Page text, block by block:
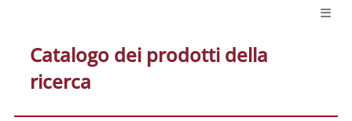
Catalogo dei prodotti della
ricerca